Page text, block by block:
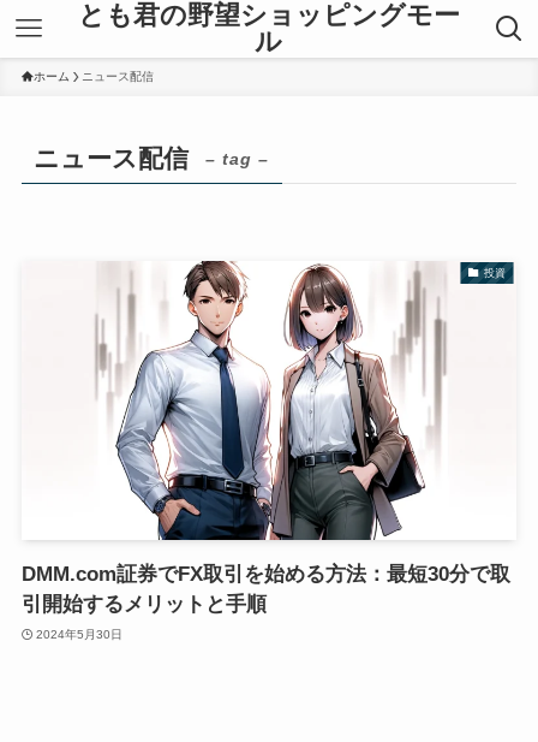
とも君の野望ショッピングモー
ル
ホーム ニュース配信
ニュース配信 – tag –
投資
DMM.com証券でFX取引を始める方法：最短30分で取
引開始するメリットと手順
2024年5月30日